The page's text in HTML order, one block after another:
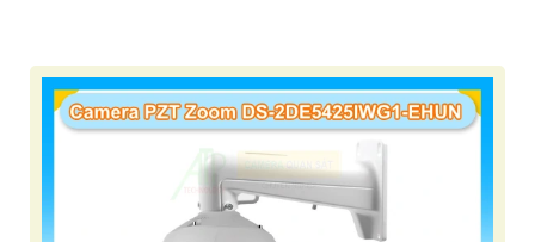
'